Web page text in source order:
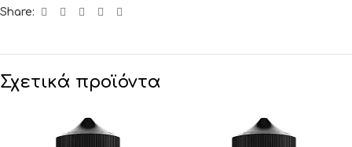
Share:
Σχετικά προϊόντα